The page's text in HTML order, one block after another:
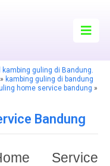
kambing guling di Bandung.
» kambing guling di bandung
home service bandung »
Bandung
Service